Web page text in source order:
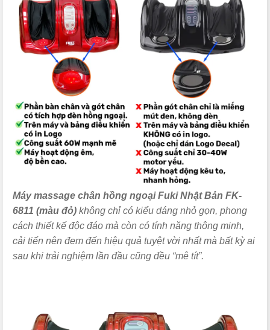
Máy massage chân hồng ngoại Fuki Nhật Bản FK-
6811 (màu đỏ) không chỉ có kiểu dáng nhỏ gọn, phong
cách thiết kế độc đáo mà còn có tính năng thông minh,
cải tiến nên đem đến hiệu quả tuyệt vời nhất mà bất kỳ ai
sau khi trải nghiệm lần đầu cũng đều “mê tít”.